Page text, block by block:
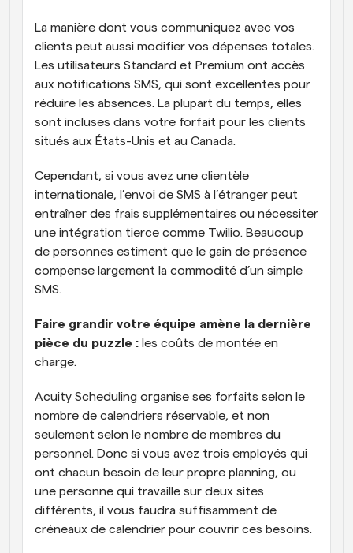
La manière dont vous communiquez avec vos
clients peut aussi modifier vos dépenses totales.
Les utilisateurs Standard et Premium ont accès
aux notifications SMS, qui sont excellentes pour
réduire les absences. La plupart du temps, elles
sont incluses dans votre forfait pour les clients
situés aux États-Unis et au Canada.
Cependant, si vous avez une clientèle
internationale, l’envoi de SMS à l’étranger peut
entraîner des frais supplémentaires ou nécessiter
une intégration tierce comme Twilio. Beaucoup
de personnes estiment que le gain de présence
compense largement la commodité d’un simple
SMS.
Faire grandir votre équipe amène la dernière
pièce du puzzle : les coûts de montée en
charge.
Acuity Scheduling organise ses forfaits selon le
nombre de calendriers réservable, et non
seulement selon le nombre de membres du
personnel. Donc si vous avez trois employés qui
ont chacun besoin de leur propre planning, ou
une personne qui travaille sur deux sites
différents, il vous faudra suffisamment de
créneaux de calendrier pour couvrir ces besoins.